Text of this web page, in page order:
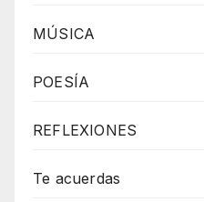
MÚSICA
POESÍA
REFLEXIONES
Te acuerdas